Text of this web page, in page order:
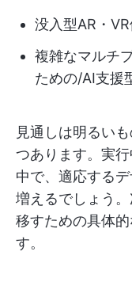
没入型AR・
複雑なマルチ
ための/AI支援
見通しは明るい
つあります。実
中で、適応する
増えるでしょう
移すための具体
す。